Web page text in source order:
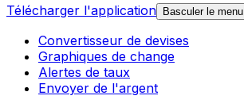
Télécharger l'application
Basculer le menu
Convertisseur de devises
Graphiques de change
Alertes de taux
Envoyer de l'argent